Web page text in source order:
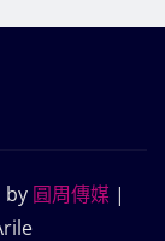
by 圓周傳媒 |